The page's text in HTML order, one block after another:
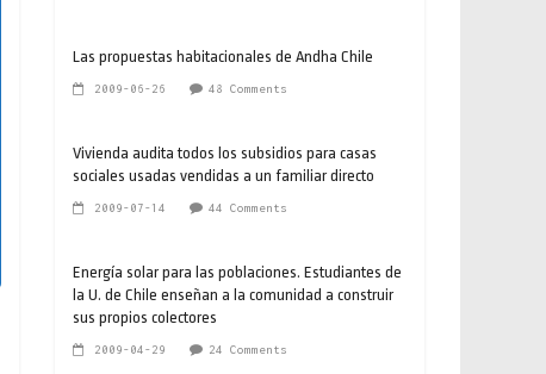
Las propuestas habitacionales de Andha Chile
2009-06-26 48 Comments
Vivienda audita todos los subsidios para casas
sociales usadas vendidas a un familiar directo
2009-07-14 44 Comments
Energía solar para las poblaciones. Estudiantes de
la U. de Chile enseñan a la comunidad a construir
sus propios colectores
2009-04-29 24 Comments